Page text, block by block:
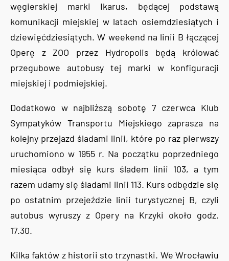
węgierskiej marki Ikarus, będącej podstawą
komunikacji miejskiej w latach osiemdziesiątych i
dziewięćdziesiątych. W weekend na linii B łączącej
Operę z ZOO przez Hydropolis będą królować
przegubowe autobusy tej marki w konfiguracji
miejskiej i podmiejskiej.
Dodatkowo w najbliższą sobotę 7 czerwca Klub
Sympatyków Transportu Miejskiego zaprasza na
kolejny przejazd śladami linii, które po raz pierwszy
uruchomiono w 1955 r. Na początku poprzedniego
miesiąca odbył się kurs śladem linii 103, a tym
razem udamy się śladami linii 113. Kurs odbędzie się
po ostatnim przejeździe linii turystycznej B, czyli
autobus wyruszy z Opery na Krzyki około godz.
17.30.
Kilka faktów z historii sto trzynastki. We Wrocławiu